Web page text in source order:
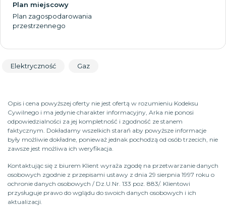
Plan miejscowy
Plan zagospodarowania
przestrzennego
Elektryczność Gaz
Opis i cena powyższej oferty nie jest ofertą w rozumieniu Kodeksu
Cywilnego i ma jedynie charakter informacyjny, Arka nie ponosi
odpowiedzialności za jej kompletność i zgodność ze stanem
faktycznym. Dokładamy wszelkich starań aby powyższe informacje
były możliwie dokładne, ponieważ jednak pochodzą od osób trzecich, nie
zawsze jest możliwa ich weryfikacja.
Kontaktując się z biurem Klient wyraża zgodę na przetwarzanie danych
osobowych zgodnie z przepisami ustawy z dnia 29 sierpnia 1997 roku o
ochronie danych osobowych / Dz.U.Nr. 133 poz. 883/. Klientowi
przysługuje prawo do wglądu do swoich danych osobowych i ich
aktualizacji.